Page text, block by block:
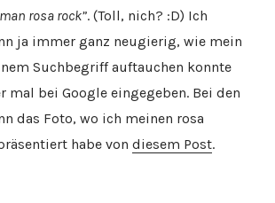
rosa rock”. (Toll, nich? :D) Ich
ja immer ganz neugierig, wie mein
Suchbegriff auftauchen konnte
mal bei Google eingegeben. Bei den
das Foto, wo ich meinen rosa
habe von diesem Post.